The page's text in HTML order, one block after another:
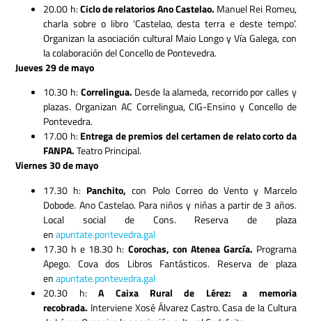
20.00 h:Ciclo de relatorios Ano Castelao. Manuel Rei Romeu,
charla sobre o libro ‘Castelao, desta terra e deste tempo’.
Organizan la asociación cultural Maio Longo y Vía Galega, con
la colaboración del Concello de Pontevedra.
Jueves 29 de mayo
10.30 h:Correlingua. Desde la alameda, recorrido por calles y
plazas. Organizan AC Correlingua, CIG-Ensino y Concello de
Pontevedra.
17.00 h:Entrega de premios del certamen de relato corto da
FANPA.Teatro Principal.
Viernes 30 de mayo
17.30 h: Panchito,con Polo Correo do Vento y Marcelo
Dobode. Ano Castelao. Para niños y niñas a partir de 3 años.
Local social de Cons. Reserva de plaza
enapuntate.pontevedra.gal
17.30 h e 18.30 h: Corochas, con Atenea García. Programa
Apego. Cova dos Libros Fantásticos. Reserva de plaza
enapuntate.pontevedra.gal
20.30 h:A Caixa Rural de Lérez: a memoria
recobrada. Interviene Xosé Álvarez Castro. Casa de la Cultura